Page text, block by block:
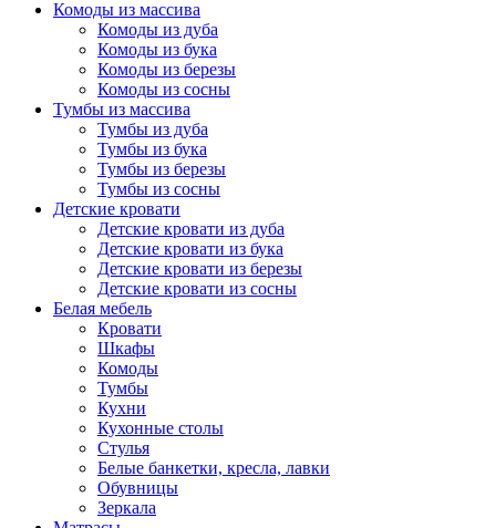
Комоды из массива
Комоды из дуба
Комоды из бука
Комоды из березы
Комоды из сосны
Тумбы из массива
Тумбы из дуба
Тумбы из бука
Тумбы из березы
Тумбы из сосны
Детские кровати
Детские кровати из дуба
Детские кровати из бука
Детские кровати из березы
Детские кровати из сосны
Белая мебель
Кровати
Шкафы
Комоды
Тумбы
Кухни
Кухонные столы
Стулья
Белые банкетки, кресла, лавки
Обувницы
Зеркала